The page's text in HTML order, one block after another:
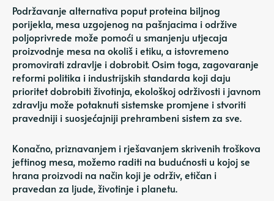
Podržavanje alternativa poput proteina biljnog
porijekla, mesa uzgojenog na pašnjacima i održive
poljoprivrede može pomoći u smanjenju utjecaja
proizvodnje mesa na okoliš i etiku, a istovremeno
promovirati zdravlje i dobrobit. Osim toga, zagovaranje
reformi politika i industrijskih standarda koji daju
prioritet dobrobiti životinja, ekološkoj održivosti i javnom
zdravlju može potaknuti sistemske promjene i stvoriti
pravedniji i suosjećajniji prehrambeni sistem za sve.
Konačno, priznavanjem i rješavanjem skrivenih troškova
jeftinog mesa, možemo raditi na budućnosti u kojoj se
hrana proizvodi na način koji je održiv, etičan i
pravedan za ljude, životinje i planetu.